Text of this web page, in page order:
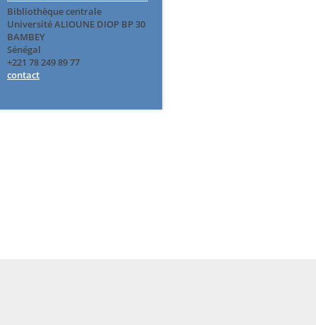
Bibliothèque centrale
Université ALIOUNE DIOP BP 30
BAMBEY
Sénégal
+221 78 249 89 77
contact